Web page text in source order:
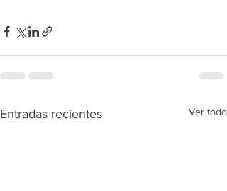
Entradas recientes Ver todo